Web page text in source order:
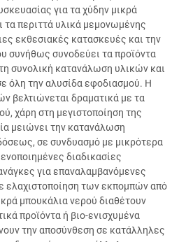
για τα χύδην μικρά
τα περιττά υλικά μεμονωμένης
εκθεσιακές κατασκευές και την
συνήθως συνοδεύει τα προϊόντα
συνολική κατανάλωση υλικών και
όλη την αλυσίδα εφοδιασμού. Η
βελτιώνεται δραματικά με τα
χάρη στη μεγιστοποίηση της
μειώνει την κατανάλωση
σε συνδυασμό με μικρότερα
διαδικασίες
για επαναλαμβανόμενες
ελαχιστοποίηση των εκπομπών από
μπουκάλια νερού διαθέτουν
προϊόντα ή βιο-ενισχυμένα
την αποσύνθεση σε κατάλληλες